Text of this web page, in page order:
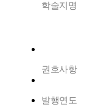
학술지명
권호사항
발행연도